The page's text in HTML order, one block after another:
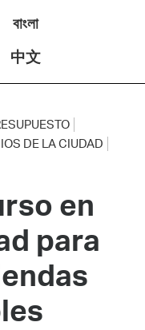
বাংলা
中文
DE LA CIUDAD
en
para